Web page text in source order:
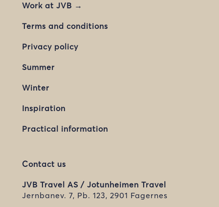
Work at JVB →
Terms and conditions
Privacy policy
Summer
Winter
Inspiration
Practical information
Contact us
JVB Travel AS / Jotunheimen Travel
Jernbanev. 7, Pb. 123, 2901 Fagernes